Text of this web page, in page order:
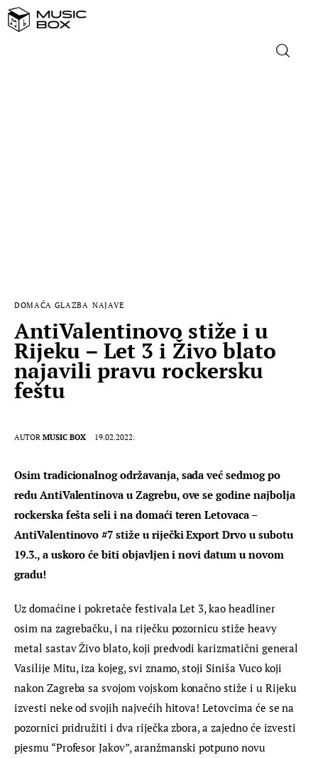
DOMAĆA GLAZBA NAJAVE
AntiValentinovo stiže i u
Rijeku – Let 3 i Živo blato
najavili pravu rockersku
feštu
AUTOR MUSIC BOX 19.02.2022.
Osim tradicionalnog održavanja, sada već sedmog po
redu AntiValentinova u Zagrebu, ove se godine najbolja
rockerska fešta seli i na domaći teren Letovaca –
AntiValentinovo #7 stiže u riječki Export Drvo u subotu
19.3., a uskoro će biti objavljen i novi datum u novom
gradu!
Uz domaćine i pokretače festivala Let 3, kao headliner
osim na zagrebačku, i na riječku pozornicu stiže heavy
metal sastav Živo blato, koji predvodi karizmatični general
Vasilije Mitu, iza kojeg, svi znamo, stoji Siniša Vuco koji
nakon Zagreba sa svojom vojskom konačno stiže i u Rijeku
izvesti neke od svojih najvećih hitova! Letovcima će se na
pozornici pridružiti i dva riječka zbora, a zajedno će izvesti
pjesmu “Profesor Jakov”, aranžmanski potpuno novu